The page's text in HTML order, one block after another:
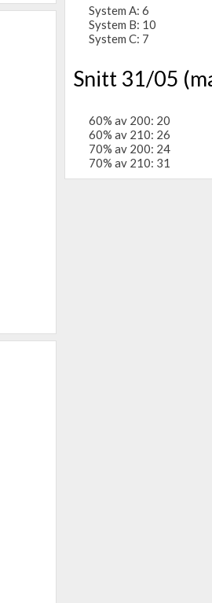
System A: 6
System B: 10
System C: 7
Snitt 31/05
60% av 200: 20
60% av 210: 26
70% av 200: 24
70% av 210: 31